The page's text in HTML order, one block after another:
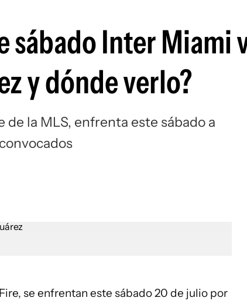
sábado Inter Miami
y dónde verlo?
la MLS, enfrenta este sábado a
se enfrentan este sábado 20 de julio por